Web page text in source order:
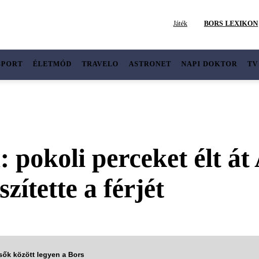
Játék BORS LEXIKON
ÉLETMÓD TRAVELO ASTRONET NAPI DOKTOR TV
pokoli perceket élt
a férjét
között legyen a Bors